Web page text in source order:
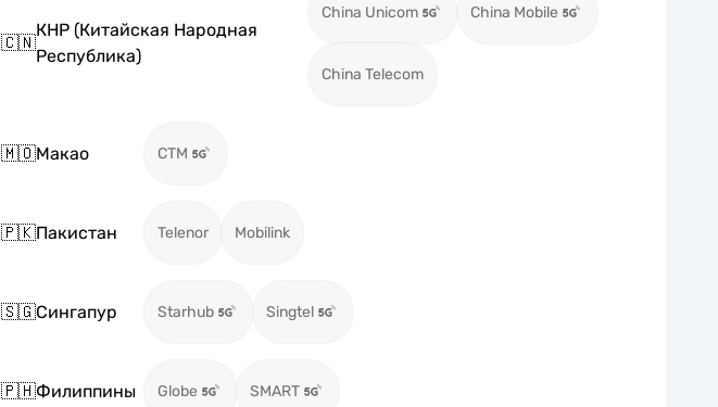
🇨🇳
КНР (Китайская Народная
Республика)
China Unicom China Mobile
China Telecom
🇲🇴Макао CTM
🇵🇰Пакистан Telenor Mobilink
🇸🇬Сингапур Starhub Singtel
🇵🇭Филиппины Globe SMART